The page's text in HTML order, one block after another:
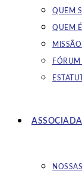
QUEM
QUEM
FÓRUM